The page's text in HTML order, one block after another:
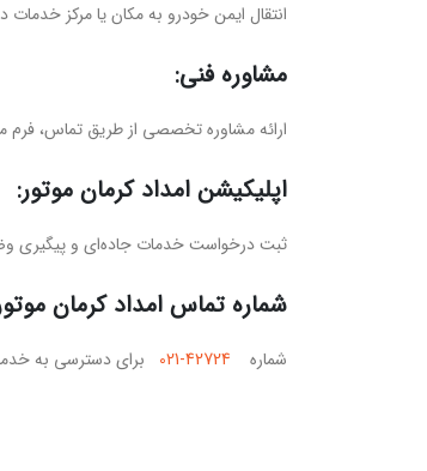
انتقال ایمن خودرو به مکان یا مرکز
مشاوره فنی:
ارائه مشاوره تخصصی از طریق تماس، فرم
اپلیکیشن امداد کرمان موتور:
ثبت درخواست خدمات جاده‌ای و پیگیری
شماره تماس امداد کرمان
شماره 021-42724 برای دسترسی به خدمات